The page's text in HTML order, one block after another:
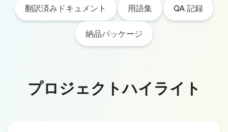
翻訳済みドキュメント 用語集 QA 記録
納品パッケージ
プロジェクトハイライト